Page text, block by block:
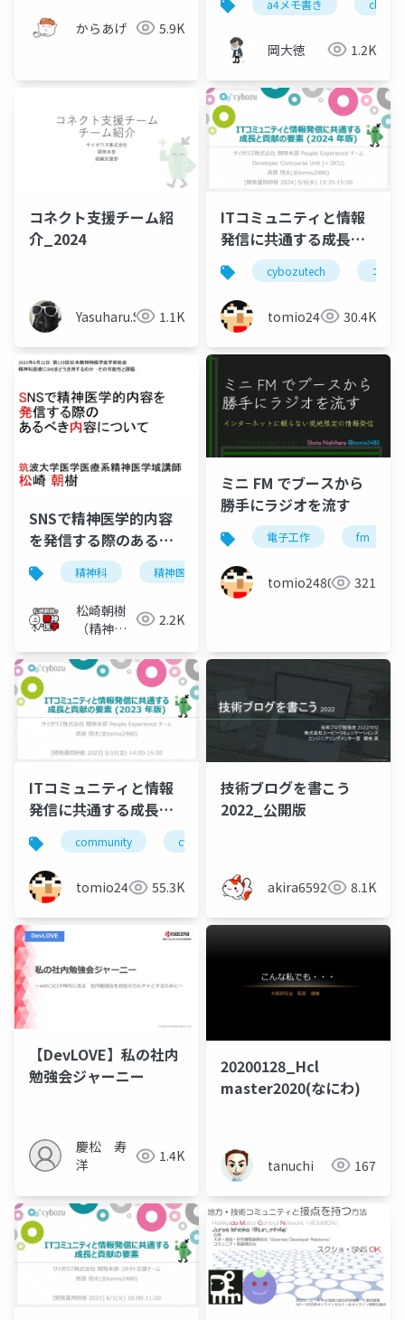
からあげ 5.9K
メモ書きで実現する超
効率情報戦略
a4メモ書き claude
岡大徳 1.2K
コネクト支援チーム紹
介_2024
Yasuharu.S 1.1K
ITコミュニティと情報
発信に共通する成長と
貢献の要素(2024年版)
cybozutech コミ
tomio2480 30.4K
SNSで精神医学的内容
を発信する際のあるべ
き内容について
精神科 精神医学 youtube sns
松崎朝樹
（精神科
2.2K
ミニ FM でブースから
勝手にラジオを流す
電子工作 fm
tomio2480 321
ITコミュニティと情報
発信に共通する成長と
貢献の要素(2023年版)
community cybozutech
tomio2480 55.3K
技術ブログを書こう
2022_公開版
akira6592 8.1K
【DevLOVE】私の社内
勉強会ジャーニー
慶松 寿
洋
1.4K
20200128_Hcl
master2020(なにわ)
tanuchi 167